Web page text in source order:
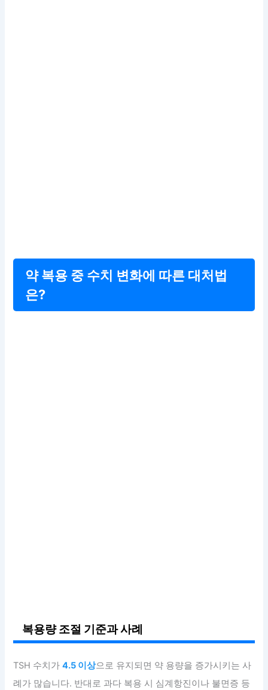
약 복용 중 수치 변화에 따른 대처법
은?
복용량 조절 기준과 사례
TSH 수치가4.5 이상으로 유지되면 약 용량을 증가시키는 사
례가 많습니다. 반대로 과다 복용 시 심계항진이나 불면증 등